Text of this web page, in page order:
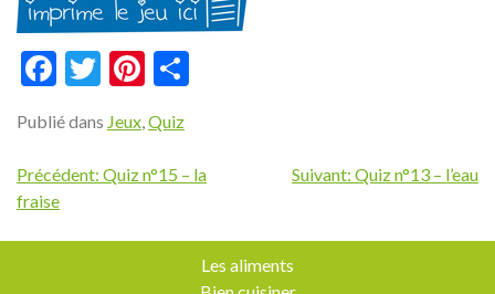
Facebook
TwitterPinterest
Publié dans Jeux,Quiz
Navigation
de
l’article
Précédent: Quiz n°15 – la
fraise
Suivant: Quiz n°13 – l’eau
Les aliments